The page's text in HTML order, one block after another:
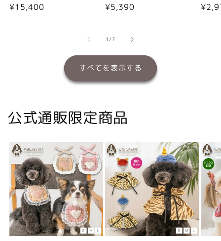
通
¥15,400
通
格
¥5,390
通
1/の
7
すべてを表示する
公式通販限定商品